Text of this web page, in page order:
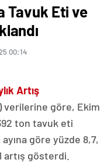
Tavuk Eti ve
00:14
Artış
verilerine göre, Ekim
ton tavuk eti
göre yüzde 8,7,
gösterdi.